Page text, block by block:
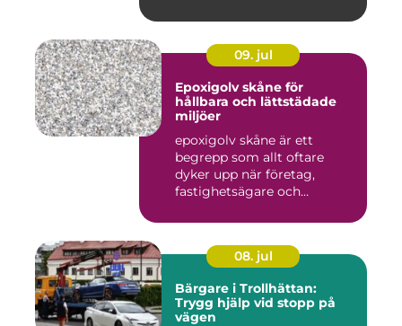
09. jul
Epoxigolv skåne för
hållbara och lättstädade
miljöer
epoxigolv skåne är ett
begrepp som allt oftare
dyker upp när företag,
fastighetsägare och
08. jul
Bärgare i Trollhättan:
Trygg hjälp vid stopp på
vägen